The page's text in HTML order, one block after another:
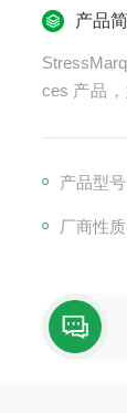
产品
ces 产品
产品型号
厂商性